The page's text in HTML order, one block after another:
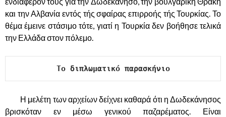
και την Αλβανία εντός τής σφαίρας επιρροής τής Τουρκίας. Το
θέμα έμεινε στάσιμο τότε, γιατί η Τουρκία δεν βοήθησε τελικά
την Ελλάδα στον πόλεμο.
Το διπλωματικό παρασκήνιο
Η μελέτη των αρχείων δείχνει καθαρά ότι η Δωδεκάνησος
βρισκόταν εν μέσω γενικού παζαρέματος. Είναι